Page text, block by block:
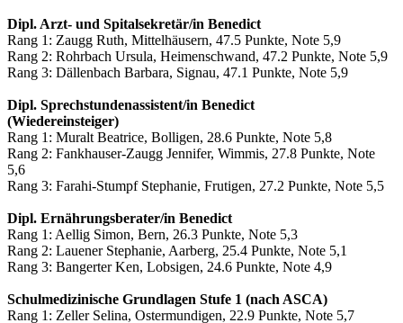
Dipl. Arzt- und Spitalsekretär/in Benedict
Rang 1: Zaugg Ruth, Mittelhäusern, 47.5 Punkte, Note 5,9
Rang 2: Rohrbach Ursula, Heimenschwand, 47.2 Punkte, Note 5,9
Rang 3: Dällenbach Barbara, Signau, 47.1 Punkte, Note 5,9
Dipl. Sprechstundenassistent/in Benedict
(Wiedereinsteiger)
Rang 1: Muralt Beatrice, Bolligen, 28.6 Punkte, Note 5,8
Rang 2: Fankhauser-Zaugg Jennifer, Wimmis, 27.8 Punkte, Note
5,6
Rang 3: Farahi-Stumpf Stephanie, Frutigen, 27.2 Punkte, Note 5,5
Dipl. Ernährungsberater/in Benedict
Rang 1: Aellig Simon, Bern, 26.3 Punkte, Note 5,3
Rang 2: Lauener Stephanie, Aarberg, 25.4 Punkte, Note 5,1
Rang 3: Bangerter Ken, Lobsigen, 24.6 Punkte, Note 4,9
Schulmedizinische Grundlagen Stufe 1 (nach ASCA)
Rang 1: Zeller Selina, Ostermundigen, 22.9 Punkte, Note 5,7